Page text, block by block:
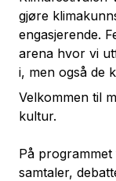
gjøre
engasjerende.
arena hvor vi
i, men også de
Velkommen til
kultur.
På
samtaler,